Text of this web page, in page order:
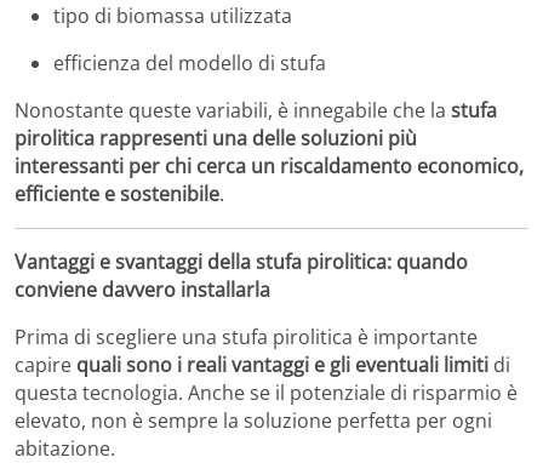
tipo di biomassa utilizzata
efficienza del modello di stufa
Nonostante queste variabili, è innegabile che la stufa
pirolitica rappresenti una delle soluzioni più
interessanti per chi cerca un riscaldamento economico,
efficiente e sostenibile.
Vantaggi e svantaggi della stufa pirolitica: quando
conviene davvero installarla
Prima di scegliere una stufa pirolitica è importante
capire quali sono i reali vantaggi e gli eventuali limiti di
questa tecnologia. Anche se il potenziale di risparmio è
elevato, non è sempre la soluzione perfetta per ogni
abitazione.